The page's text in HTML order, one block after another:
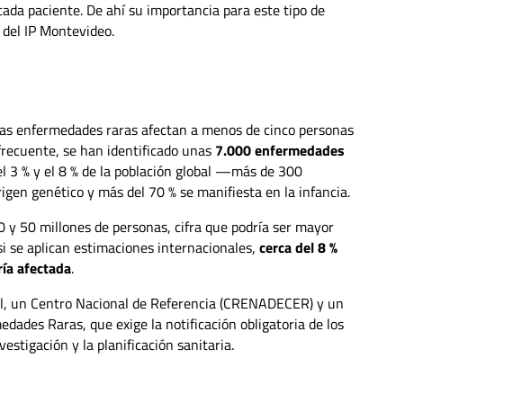
paciente. De ahí su importancia para este tipo de
IP Montevideo.
enfermedades raras afectan a menos de cinco personas
se han identificado unas 7.000 enfermedades
% y el 8 % de la población global —más de 300
genético y más del 70 % se manifiesta en la infancia.
50 millones de personas, cifra que podría ser mayor
se aplican estimaciones internacionales, cerca del 8 %
afectada.
Centro Nacional de Referencia (CRENADECER) y un
Raras, que exige la notificación obligatoria de los
y la planificación sanitaria.